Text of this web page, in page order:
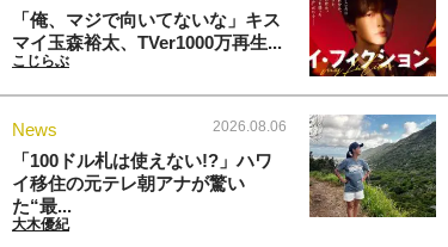
「俺、マジで向いてないな」キス
マイ玉森裕太、TVer1000万再生...
こじらぶ
News 2026.08.06
「100ドル札は使えない!?」ハワ
イ移住の元テレ朝アナが驚い
た“最...
大木優紀